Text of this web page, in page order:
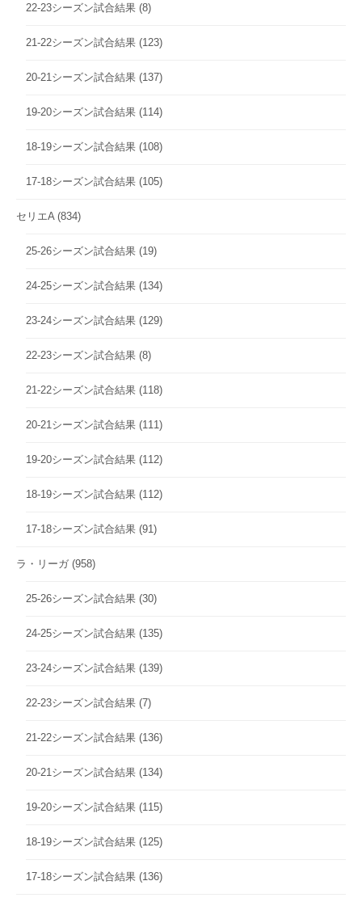
22-23シーズン試合結果 (8)
21-22シーズン試合結果 (123)
20-21シーズン試合結果 (137)
19-20シーズン試合結果 (114)
18-19シーズン試合結果 (108)
17-18シーズン試合結果 (105)
セリエA (834)
25-26シーズン試合結果 (19)
24-25シーズン試合結果 (134)
23-24シーズン試合結果 (129)
22-23シーズン試合結果 (8)
21-22シーズン試合結果 (118)
20-21シーズン試合結果 (111)
19-20シーズン試合結果 (112)
18-19シーズン試合結果 (112)
17-18シーズン試合結果 (91)
ラ・リーガ (958)
25-26シーズン試合結果 (30)
24-25シーズン試合結果 (135)
23-24シーズン試合結果 (139)
22-23シーズン試合結果 (7)
21-22シーズン試合結果 (136)
20-21シーズン試合結果 (134)
19-20シーズン試合結果 (115)
18-19シーズン試合結果 (125)
17-18シーズン試合結果 (136)